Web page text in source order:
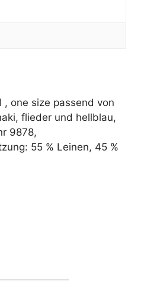
one size passend von
flieder und hellblau,
9878,
55 % Leinen, 45 %